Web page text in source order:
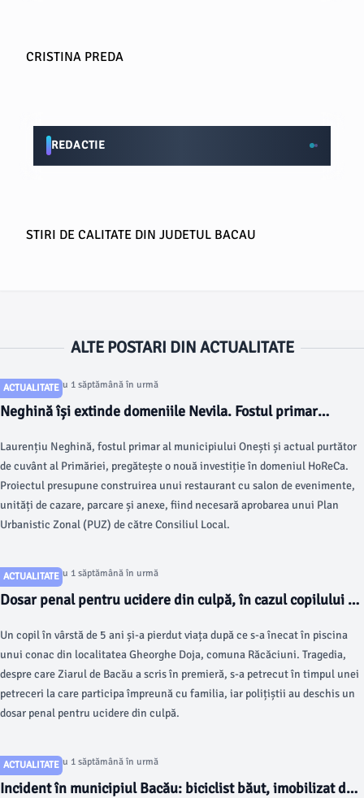
CRISTINA PREDA
REDACTIE
STIRI DE CALITATE DIN JUDETUL BACAU
ALTE POSTARI DIN ACTUALITATE
ACTUALITATE
Articol postat cu 1 săptămână în urmă
Neghină își extinde domeniile Nevila. Fostul primar
Laurențiu Neghină, fostul primar al municipiului Onești și actual purtător
de cuvânt al Primăriei, pregătește o nouă investiție în domeniul HoReCa.
Proiectul presupune construirea unui restaurant cu salon de evenimente,
unități de cazare, parcare și anexe, fiind necesară aprobarea unui Plan
Urbanistic Zonal (PUZ) de către Consiliul Local.
ACTUALITATE
Articol postat cu 1 săptămână în urmă
Dosar penal pentru ucidere din culpă, în cazul copilului de
distanță era petrecerea de bazinul cu apă
Un copil în vârstă de 5 ani și-a pierdut viața după ce s-a înecat în piscina
unui conac din localitatea Gheorghe Doja, comuna Răcăciuni. Tragedia,
despre care Ziarul de Bacău a scris în premieră, s-a petrecut în timpul unei
petreceri la care participa împreună cu familia, iar polițiștii au deschis un
dosar penal pentru ucidere din culpă.
ACTUALITATE
Articol postat cu 1 săptămână în urmă
Incident în municipiul Bacău: biciclist băut, imobilizat de